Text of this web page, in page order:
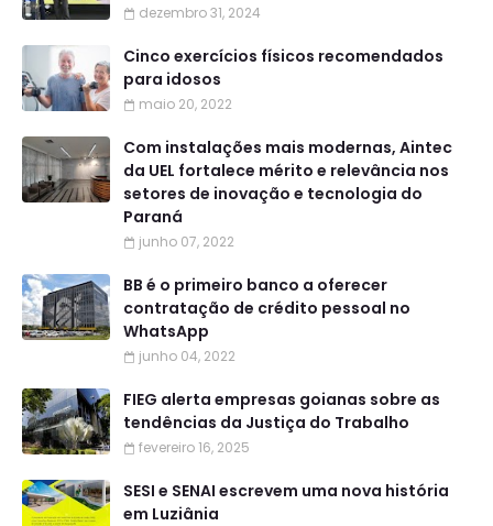
dezembro 31, 2024
Cinco exercícios físicos recomendados
para idosos
maio 20, 2022
Com instalações mais modernas, Aintec
da UEL fortalece mérito e relevância nos
setores de inovação e tecnologia do
Paraná
junho 07, 2022
BB é o primeiro banco a oferecer
contratação de crédito pessoal no
WhatsApp
junho 04, 2022
FIEG alerta empresas goianas sobre as
tendências da Justiça do Trabalho
fevereiro 16, 2025
SESI e SENAI escrevem uma nova história
em Luziânia